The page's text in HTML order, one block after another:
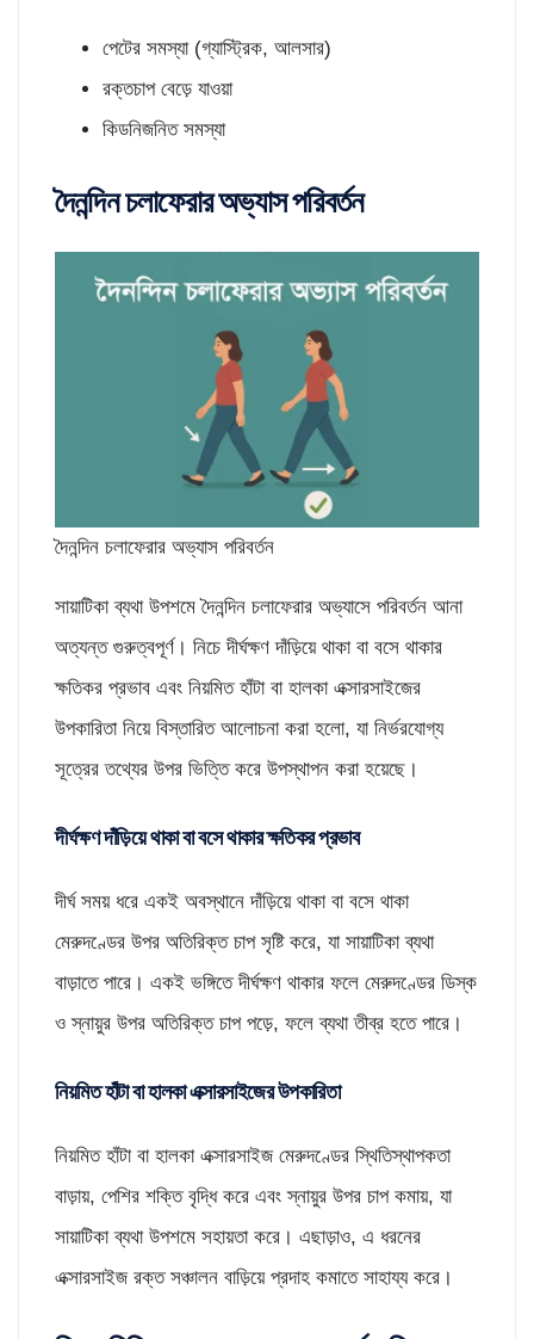
পেটের সমস্যা (গ্যাস্ট্রিক, আলসার)​
রক্তচাপ বেড়ে যাওয়া
কিডনিজনিত সমস্যা​
দৈনন্দিন চলাফেরার অভ্যাস পরিবর্তন
দৈনন্দিন চলাফেরার অভ্যাস পরিবর্তন
​সায়াটিকা ব্যথা উপশমে দৈনন্দিন চলাফেরার অভ্যাসে পরিবর্তন আনা
অত্যন্ত গুরুত্বপূর্ণ। নিচে দীর্ঘক্ষণ দাঁড়িয়ে থাকা বা বসে থাকার
ক্ষতিকর প্রভাব এবং নিয়মিত হাঁটা বা হালকা এক্সারসাইজের
উপকারিতা নিয়ে বিস্তারিত আলোচনা করা হলো, যা নির্ভরযোগ্য
সূত্রের তথ্যের উপর ভিত্তি করে উপস্থাপন করা হয়েছে।
দীর্ঘক্ষণ দাঁড়িয়ে থাকা বা বসে থাকার ক্ষতিকর প্রভাব
দীর্ঘ সময় ধরে একই অবস্থানে দাঁড়িয়ে থাকা বা বসে থাকা
মেরুদণ্ডের উপর অতিরিক্ত চাপ সৃষ্টি করে, যা সায়াটিকা ব্যথা
বাড়াতে পারে। একই ভঙ্গিতে দীর্ঘক্ষণ থাকার ফলে মেরুদণ্ডের ডিস্ক
ও স্নায়ুর উপর অতিরিক্ত চাপ পড়ে, ফলে ব্যথা তীব্র হতে পারে।
নিয়মিত হাঁটা বা হালকা এক্সারসাইজের উপকারিতা
নিয়মিত হাঁটা বা হালকা এক্সারসাইজ মেরুদণ্ডের স্থিতিস্থাপকতা
বাড়ায়, পেশির শক্তি বৃদ্ধি করে এবং স্নায়ুর উপর চাপ কমায়, যা
সায়াটিকা ব্যথা উপশমে সহায়তা করে। এছাড়াও, এ ধরনের
এক্সারসাইজ রক্ত সঞ্চালন বাড়িয়ে প্রদাহ কমাতে সাহায্য করে।